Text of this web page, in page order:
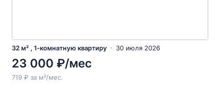
32 м² , 1-комнатную квартиру 30 июля 2026
23 000 ₽/мес
719 ₽ за м²/мес.